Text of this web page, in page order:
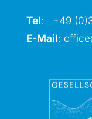
Tel: +49
E-Mail: